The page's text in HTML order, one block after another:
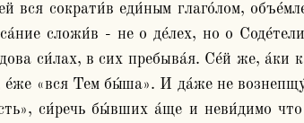
вся сократи́в еди́ным глаго́лом,
сложи́в - не о де́лех, но о
си́лах, в сих пребыва́я. Се́й же,
«вся Тем бы́ша». И да́же не
си́речь бы́вших а́ще и неви́димо